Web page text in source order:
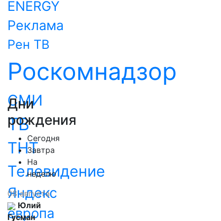
ENERGY
Реклама
Рен ТВ
Роскомнадзор
СМИ
ТВ
ТНТ
Телевидение
Яндекс
европа
Дни
рождения
Сегодня
Завтра
На
неделю
08 августа
Юлий
Гусман